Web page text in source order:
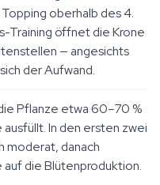
oberhalb des 4.
Training öffnet die Krone
— angesichts
der Aufwand.
Pflanze etwa 60–70 %
In den ersten zwei
moderat, danach
die Blütenproduktion.